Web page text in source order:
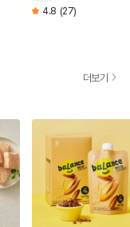
4.8 (27)
더보기